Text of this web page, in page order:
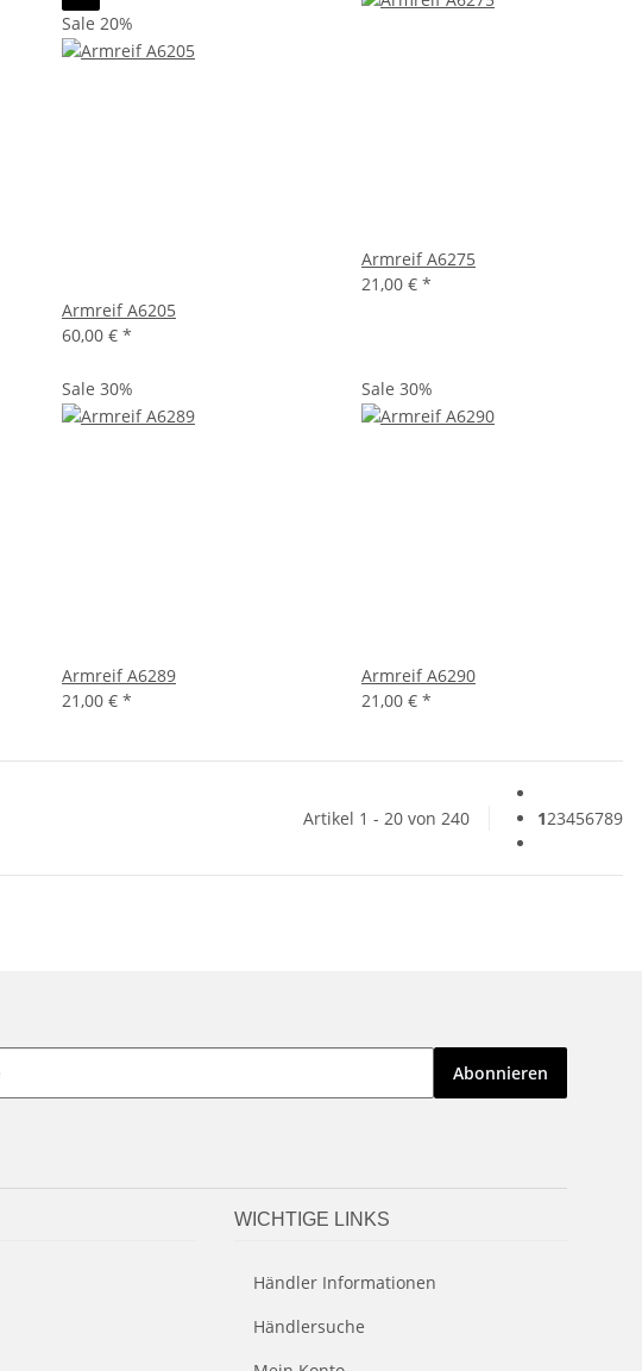
Sale 20%
Armreif A6205
60,00 € *
Armreif A6275
21,00 € *
Sale 30%
Armreif A6289
21,00 € *
Sale 30%
Armreif A6290
21,00 € *
Artikel 1 - 20 von 240 123456789
Abonnieren
WICHTIGE LINKS
Händler Informationen
Händlersuche